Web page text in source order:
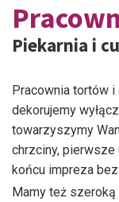
Piekarnia i
Pracownia tortów i
dekorujemy
towarzyszymy
chrzciny, pierwsze
końcu impreza
Mamy też